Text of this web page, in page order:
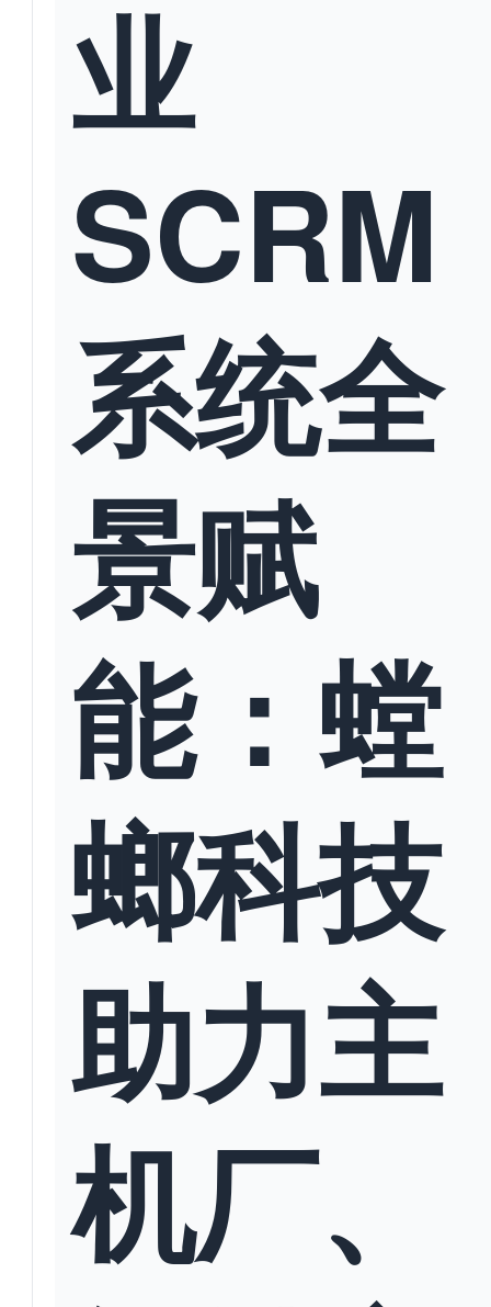
业
SCRM
系统全
景赋
能：螳
螂科技
助力主
机厂、